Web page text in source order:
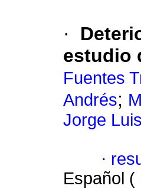
·
estudio
Fuentes
Andrés;
Jorge Luis
·
Español (